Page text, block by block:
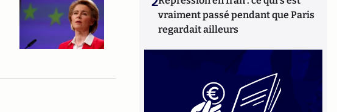
vraiment passé pendant que Paris
regardait ailleurs